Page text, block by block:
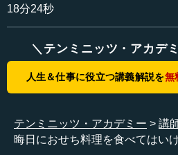
になっています。5音句と7音句
のように聞こえるのです。
や、ちょっとした注意の看板も
ず 警視庁」とするなど、5音句
18分24秒
＼テンミニッツ・アカデ
人生＆仕事に役立つ講義解説を無
テンミニッツ・アカデミー 講
晦日におせち料理を食べてはい